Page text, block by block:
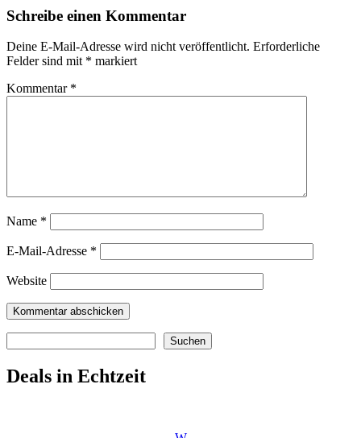
Schreibe einen Kommentar
Deine E-Mail-Adresse wird nicht veröffentlicht. Erforderliche
Felder sind mit * markiert
Kommentar *
Name *
E-Mail-Adresse *
Website
Suchen
Deals in Echtzeit